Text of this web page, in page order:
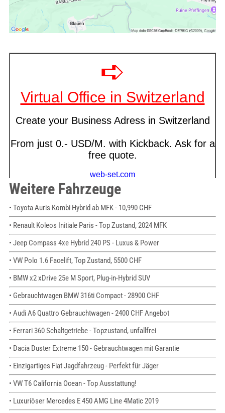
Weitere Fahrzeuge
• Toyota Auris Kombi Hybrid ab MFK - 10,990 CHF
• Renault Koleos Initiale Paris - Top Zustand, 2024 MFK
• Jeep Compass 4xe Hybrid 240 PS - Luxus & Power
• VW Polo 1.6 Facelift, Top Zustand, 5500 CHF
• BMW x2 xDrive 25e M Sport, Plug-in-Hybrid SUV
• Gebrauchtwagen BMW 316ti Compact - 28900 CHF
• Audi A6 Quattro Gebrauchtwagen - 2400 CHF Angebot
• Ferrari 360 Schaltgetriebe - Topzustand, unfallfrei
• Dacia Duster Extreme 150 - Gebrauchtwagen mit Garantie
• Einzigartiges Fiat Jagdfahrzeug - Perfekt für Jäger
• VW T6 California Ocean - Top Ausstattung!
• Luxuriöser Mercedes E 450 AMG Line 4Matic 2019